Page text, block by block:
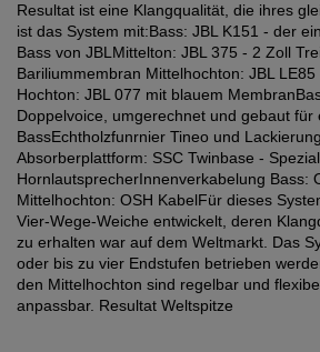
Resultat ist eine Klangqualität, die ihres
ist das System mit:Bass: JBL K151 - der
Bass von JBLMittelton: JBL 375 - 2 Zoll
Bariliummembran Mittelhochton: JBL
Hochton: JBL 077 mit blauem
Doppelvoice, umgerechnet und gebaut für
BassEchtholzfunrnier Tineo und
Absorberplattform: SSC Twinbase -
HornlautsprecherInnenverkabelung Bass:
Mittelhochton: OSH KabelFür dieses
Vier-Wege-Weiche entwickelt, deren
zu erhalten war auf dem Weltmarkt. Das
oder bis zu vier Endstufen betrieben
den Mittelhochton sind regelbar und
anpassbar. Resultat Weltspitze